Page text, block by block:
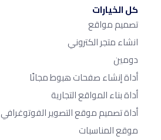
كل الخيارات
تصميم مواقع
انشاء متجر الكتروني
دومين
أداة إنشاء صفحات هبوط مجانًا
أداة بناء المواقع التجارية
أداة تصميم موقع التصوير الفوتوغرافي
موقع المناسبات